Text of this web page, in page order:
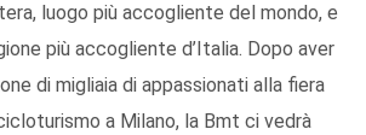
luogo più accogliente del mondo, e
più accogliente d’Italia. Dopo aver
di migliaia di appassionati alla fiera
a Milano, la Bmt ci vedrà